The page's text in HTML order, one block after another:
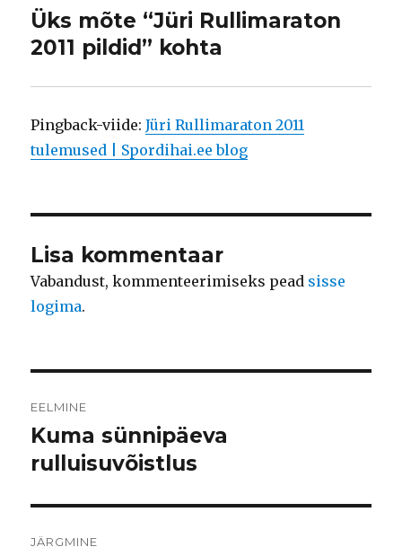
Üks mõte “Jüri Rullimaraton
2011 pildid” kohta
Pingback-viide:Jüri Rullimaraton 2011
tulemused | Spordihai.ee blog
Lisa kommentaar
Vabandust, kommenteerimiseks pead sisse
logima.
EELMINE
Eelmine
postitus:
Kuma sünnipäeva
rulluisuvõistlus
JÄRGMINE